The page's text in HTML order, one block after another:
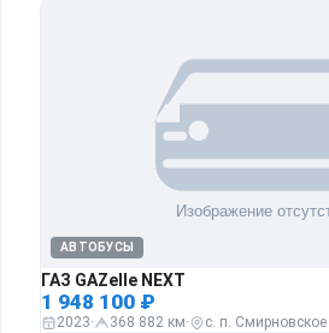
АВТОБУСЫ
ГАЗ GAZelle NEXT
1 948 100 ₽
2023· 368 882 км· с. п. Смирновское